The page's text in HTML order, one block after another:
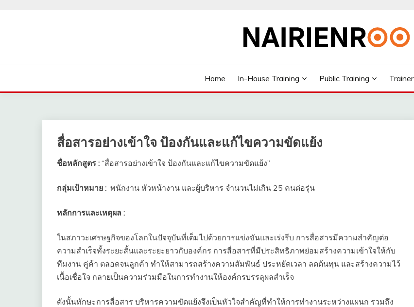
Home In-House Training Public Training Trainer
สื่อสารอย่างเข้าใจ ป้องกันและแก้ไขความขัดแย้ง
ชื่อหลักสูตร : “สื่อสารอย่างเข้าใจ ป้องกันและแก้ไขความขัดแย้ง”
กลุ่มเป้าหมาย : พนักงาน หัวหน้างาน และผู้บริหาร จำนวนไม่เกิน 25 คนต่อรุ่น
หลักการและเหตุผล :
ในสภาวะเศรษฐกิจของโลกในปัจจุบันที่เต็มไปด้วยการแข่งขันและเร่งรีบ การสื่อสารมีความสำคัญต่อ
ความสำเร็จทั้งระยะสั้นและระยะยาวกับองค์กร การสื่อสารที่มีประสิทธิภาพย่อมสร้างความเข้าใจให้กับ
ทีมงาน คู่ค้า ตลอดจนลูกค้า ทำให้สามารถสร้างความสัมพันธ์ ประหยัดเวลา ลดต้นทุน และสร้างความไว้
เนื้อเชื่อใจ กลายเป็นความร่วมมือในการทำงานให้องค์กรบรรลุผลสำเร็จ
ดังนั้นทักษะการสื่อสาร บริหารความขัดแย้งจึงเป็นหัวใจสำคัญที่ทำให้การทำงานระหว่างแผนก รวมถึง